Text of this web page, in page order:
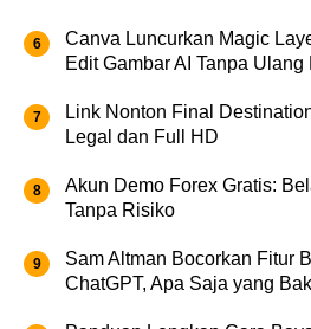
Canva Luncurkan Magic
Edit Gambar AI Tanpa Ulang
Link Nonton Final
Legal dan Full HD
Akun Demo Forex Gratis:
Tanpa Risiko
Sam Altman Bocorkan Fitur
ChatGPT, Apa Saja yang